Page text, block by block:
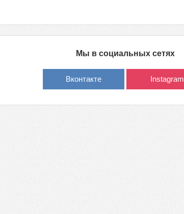
Мы в социальных сетях
Вконтакте Instagram